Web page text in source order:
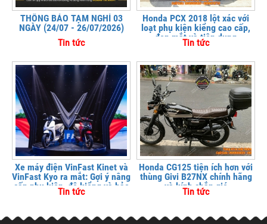
THÔNG BÁO TẠM NGHỈ 03
NGÀY (24/07 - 26/07/2026)
Tin tức
Honda PCX 2018 lột xác với
loạt phụ kiện kiểng cao cấp,
đẹp mắt và tiện dụng
Tin tức
Xe máy điện VinFast Kinet và
VinFast Kyo ra mắt: Gợi ý nâng
cấp phụ kiện, độ kiểng và bảo
vệ xe tại
Tin tức
Honda CG125 tiện ích hơn với
thùng Givi B27NX chính hãng
và kính chắn gió
Tin tức